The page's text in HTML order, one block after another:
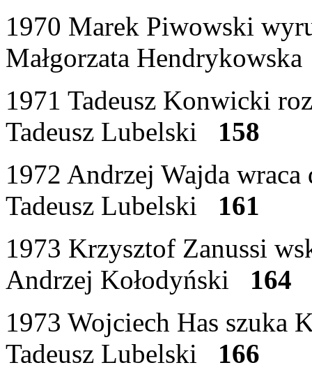
1970 Marek Piwowski
Małgorzata
1971 Tadeusz Konwicki
Tadeusz Lubelski 158
1972 Andrzej Wajda wraca
Tadeusz Lubelski 161
1973 Krzysztof Zanussi
Andrzej Kołodyński
164
1973 Wojciech Has szuka
Tadeusz Lubelski 166